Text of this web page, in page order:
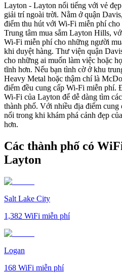
Layton - Layton nổi tiếng với vẻ
giải trí ngoài trời. Nằm ở quận
điểm thu hút với Wi-Fi miễn phí cho
Trung tâm mua sắm Layton Hills,
Wi-Fi miễn phí cho những người
khi duyệt hàng. Thư viện quận
cho những ai muốn làm việc hoặc
tĩnh hơn. Nếu bạn tình cờ ở khu
Heavy Metal hoặc thậm chí là
điểm đều cung cấp Wi-Fi miễn phí.
Wi-Fi của Layton để dễ dàng tìm
thành phố. Với nhiều địa điểm
nối trong khi khám phá cảnh đẹp
hơn.
Các thành phố có
Layton
Salt Lake City
1,382 WiFi miễn phí
Logan
168 WiFi miễn phí